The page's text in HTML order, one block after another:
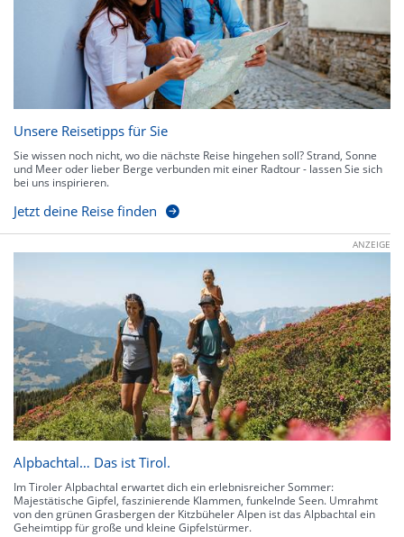
Unsere Reisetipps für Sie
Sie wissen noch nicht, wo die nächste Reise hingehen soll? Strand, Sonne
und Meer oder lieber Berge verbunden mit einer Radtour - lassen Sie sich
bei uns inspirieren.
Jetzt deine Reise finden
ANZEIGE
Alpbachtal… Das ist Tirol.
Im Tiroler Alpbachtal erwartet dich ein erlebnisreicher Sommer:
Majestätische Gipfel, faszinierende Klammen, funkelnde Seen. Umrahmt
von den grünen Grasbergen der Kitzbüheler Alpen ist das Alpbachtal ein
Geheimtipp für große und kleine Gipfelstürmer.